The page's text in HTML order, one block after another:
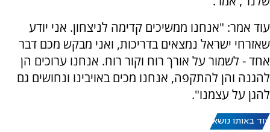
עוד אמר: "אנחנו ממשיכים קדימה לניצחון. אני יודע
שאזרחי ישראל נמצאים בדריכות, ואני מבקש מכם דבר
אחד - לשמור על אורך רוח וקור רוח. אנחנו ערוכים הן
להגנה והן להתקפה, אנחנו מכים באויבינו ונחושים גם
להגן על עצמנו".
עוד באותו נושא: